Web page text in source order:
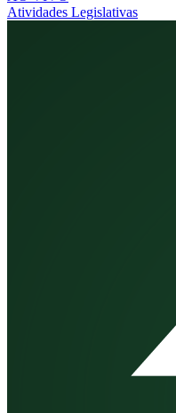
Atividades Legislativas